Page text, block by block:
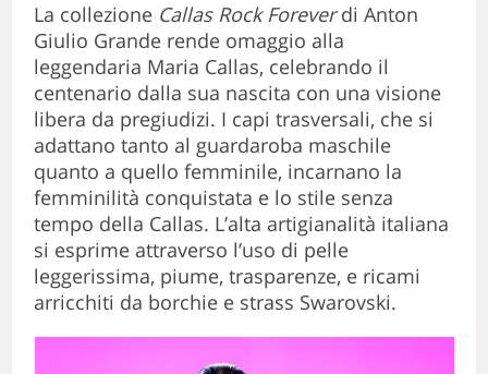
La collezione Callas Rock Foreverdi Anton
Giulio Grande rende omaggio alla
leggendaria Maria Callas, celebrando il
centenario dalla sua nascita con una visione
libera da pregiudizi. I capi trasversali, che si
adattano tanto al guardaroba maschile
quanto a quello femminile, incarnano la
femminilità conquistata e lo stile senza
tempo della Callas. L’alta artigianalità italiana
si esprime attraverso l’uso di pelle
leggerissima, piume, trasparenze, e ricami
arricchiti da borchie e strass Swarovski.